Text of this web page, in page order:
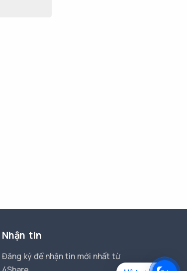
Nhận tin
Đăng ký để nhận tin mới nhất từ